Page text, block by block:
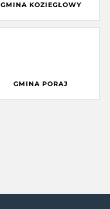
GMINA KOZIEGŁOWY
GMINA PORAJ